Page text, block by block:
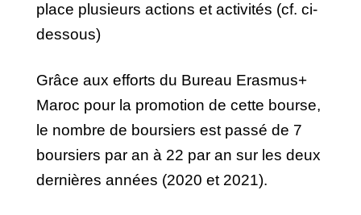
place plusieurs actions et activités (cf. ci-
dessous)
Grâce aux efforts du Bureau Erasmus+
Maroc pour la promotion de cette bourse,
le nombre de boursiers est passé de 7
boursiers par an à 22 par an sur les deux
dernières années (2020 et 2021).